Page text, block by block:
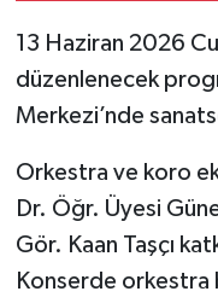
13 Haziran 2026
düzenlenecek
Merkezi’nde
Orkestra ve koro
Dr. Öğr. Üyesi
Gör. Kaan Taşçı
Konserde orkestra